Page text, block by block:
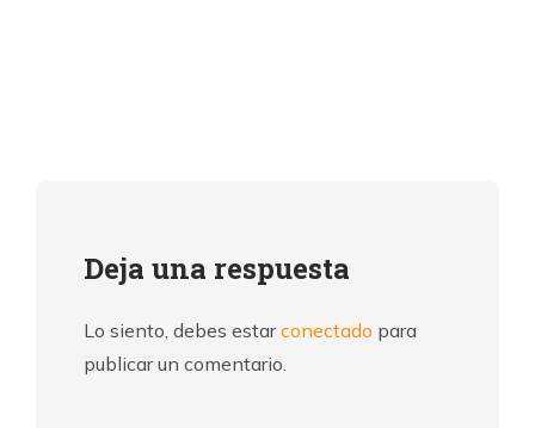
Deja una respuesta
Lo siento, debes estarconectado para
publicar un comentario.